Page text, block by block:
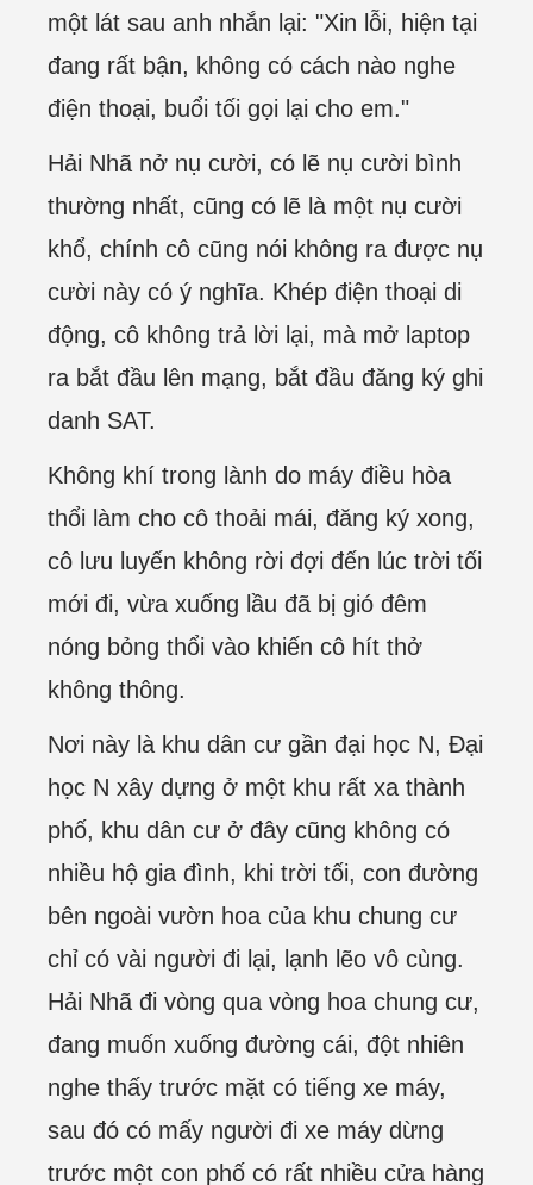
một lát sau anh nhắn lại: "Xin lỗi, hiện tại
đang rất bận, không có cách nào nghe
điện thoại, buổi tối gọi lại cho em."
Hải Nhã nở nụ cười, có lẽ nụ cười bình
thường nhất, cũng có lẽ là một nụ cười
khổ, chính cô cũng nói không ra được nụ
cười này có ý nghĩa. Khép điện thoại di
động, cô không trả lời lại, mà mở laptop
ra bắt đầu lên mạng, bắt đầu đăng ký ghi
danh SAT.
Không khí trong lành do máy điều hòa
thổi làm cho cô thoải mái, đăng ký xong,
cô lưu luyến không rời đợi đến lúc trời tối
mới đi, vừa xuống lầu đã bị gió đêm
nóng bỏng thổi vào khiến cô hít thở
không thông.
Nơi này là khu dân cư gần đại học N, Đại
học N xây dựng ở một khu rất xa thành
phố, khu dân cư ở đây cũng không có
nhiều hộ gia đình, khi trời tối, con đường
bên ngoài vườn hoa của khu chung cư
chỉ có vài người đi lại, lạnh lẽo vô cùng.
Hải Nhã đi vòng qua vòng hoa chung cư,
đang muốn xuống đường cái, đột nhiên
nghe thấy trước mặt có tiếng xe máy,
sau đó có mấy người đi xe máy dừng
trước một con phố có rất nhiều cửa hàng